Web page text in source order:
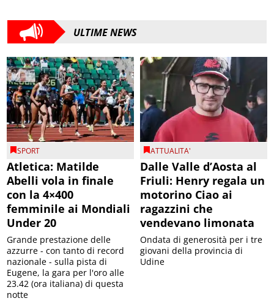
ULTIME NEWS
SPORT
Atletica: Matilde
Abelli vola in finale
con la 4×400
femminile ai Mondiali
Under 20
Grande prestazione delle
azzurre - con tanto di record
nazionale - sulla pista di
Eugene, la gara per l'oro alle
23.42 (ora italiana) di questa
notte
ATTUALITA'
Dalle Valle d’Aosta al
Friuli: Henry regala un
motorino Ciao ai
ragazzini che
vendevano limonata
Ondata di generosità per i tre
giovani della provincia di
Udine